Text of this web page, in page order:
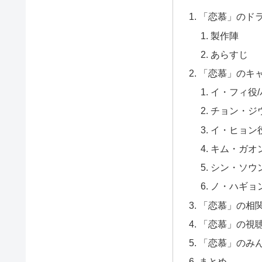
「恋慕」のド
製作陣
あらすじ
「恋慕」のキ
イ・フィ役
チョン・ジ
イ・ヒョン
キム・ガオ
シン・ソウ
ノ・ハギョ
「恋慕」の相
「恋慕」の視
「恋慕」のみ